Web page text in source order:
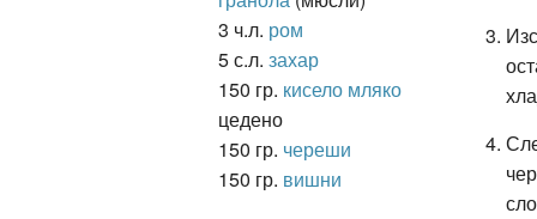
3 ч.л. ром
5 с.л. захар
150 гр. кисело мляко
цедено
150 гр. череши
150 гр. вишни